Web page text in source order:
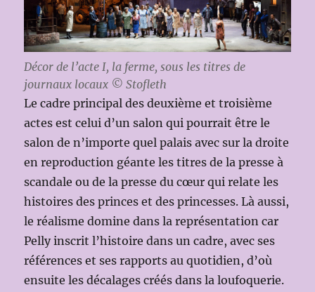
Décor de l’acte I, la ferme, sous les titres de
journaux locaux © Stofleth
Le cadre principal des deuxième et troisième
actes est celui d’un salon qui pourrait être le
salon de n’importe quel palais avec sur la droite
en reproduction géante les titres de la presse à
scandale ou de la presse du cœur qui relate les
histoires des princes et des princesses. Là aussi,
le réalisme domine dans la représentation car
Pelly inscrit l’histoire dans un cadre, avec ses
références et ses rapports au quotidien, d’où
ensuite les décalages créés dans la loufoquerie.